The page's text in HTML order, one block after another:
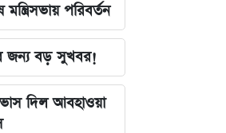
পরিবর্তন
জন্য বড় সুখবর!
দিল আবহাওয়া